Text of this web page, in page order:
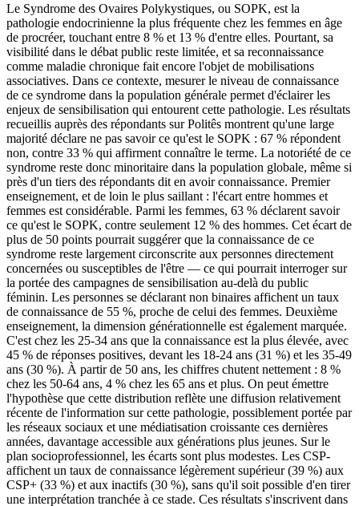
Le Syndrome des Ovaires Polykystiques, ou SOPK, est la
pathologie endocrinienne la plus fréquente chez les femmes en âge
de procréer, touchant entre 8 % et 13 % d'entre elles. Pourtant, sa
visibilité dans le débat public reste limitée, et sa reconnaissance
comme maladie chronique fait encore l'objet de mobilisations
associatives. Dans ce contexte, mesurer le niveau de connaissance
de ce syndrome dans la population générale permet d'éclairer les
enjeux de sensibilisation qui entourent cette pathologie. Les résultats
recueillis auprès des répondants sur Politês montrent qu'une large
majorité déclare ne pas savoir ce qu'est le SOPK : 67 % répondent
non, contre 33 % qui affirment connaître le terme. La notoriété de ce
syndrome reste donc minoritaire dans la population globale, même si
près d'un tiers des répondants dit en avoir connaissance. Premier
enseignement, et de loin le plus saillant : l'écart entre hommes et
femmes est considérable. Parmi les femmes, 63 % déclarent savoir
ce qu'est le SOPK, contre seulement 12 % des hommes. Cet écart de
plus de 50 points pourrait suggérer que la connaissance de ce
syndrome reste largement circonscrite aux personnes directement
concernées ou susceptibles de l'être — ce qui pourrait interroger sur
la portée des campagnes de sensibilisation au-delà du public
féminin. Les personnes se déclarant non binaires affichent un taux
de connaissance de 55 %, proche de celui des femmes. Deuxième
enseignement, la dimension générationnelle est également marquée.
C'est chez les 25-34 ans que la connaissance est la plus élevée, avec
45 % de réponses positives, devant les 18-24 ans (31 %) et les 35-49
ans (30 %). À partir de 50 ans, les chiffres chutent nettement : 8 %
chez les 50-64 ans, 4 % chez les 65 ans et plus. On peut émettre
l'hypothèse que cette distribution reflète une diffusion relativement
récente de l'information sur cette pathologie, possiblement portée par
les réseaux sociaux et une médiatisation croissante ces dernières
années, davantage accessible aux générations plus jeunes. Sur le
plan socioprofessionnel, les écarts sont plus modestes. Les CSP-
affichent un taux de connaissance légèrement supérieur (39 %) aux
CSP+ (33 %) et aux inactifs (30 %), sans qu'il soit possible d'en tirer
une interprétation tranchée à ce stade. Ces résultats s'inscrivent dans